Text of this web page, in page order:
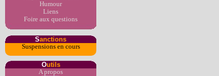
Humour
Liens
Foire aux questions
Sanctions
Suspensions en cours
Outils
A propos